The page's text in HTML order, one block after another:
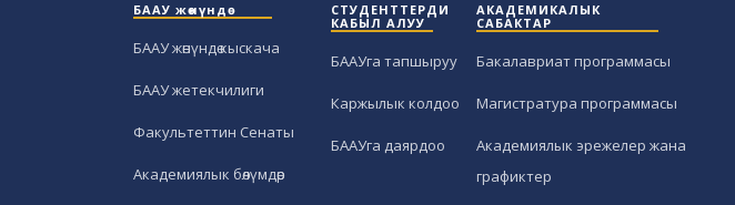
БААУ жөнүндө
БААУ жөнүндө кыскача
БААУ жетекчилиги
Факультеттин Сенаты
Академиялык бөлүмдөр
СТУДЕНТТЕРДИ
КАБЫЛ АЛУУ
БААУга тапшыруу
Каржылык колдоо
БААУга даярдоо
АКАДЕМИКАЛЫК
САБАКТАР
Бакалавриат программасы
Магистратура программасы
Академиялык эрежелер жана
графиктер